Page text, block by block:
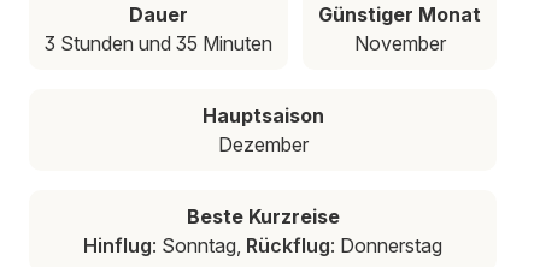
Dauer
3 Stunden und 35 Minuten
Günstiger Monat
November
Hauptsaison
Dezember
Beste Kurzreise
Hinflug: Sonntag, Rückflug: Donnerstag